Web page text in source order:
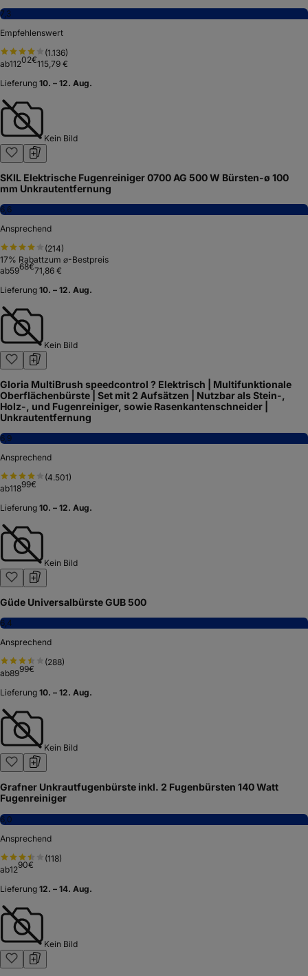
7,3
Empfehlenswert
(1.136)
ab11202€115,79 €
Lieferung 10. – 12. Aug.
Kein Bild
SKIL Elektrische Fugenreiniger 0700 AG 500 W Bürsten-ø 100
mm Unkrautentfernung
6,6
Ansprechend
(214)
17% Rabattzum ⌀-Bestpreis
ab5968€71,86 €
Lieferung 10. – 12. Aug.
Kein Bild
Gloria MultiBrush speedcontrol ? Elektrisch | Multifunktionale
Oberflächenbürste | Set mit 2 Aufsätzen | Nutzbar als Stein-,
Holz-, und Fugenreiniger, sowie Rasenkantenschneider |
Unkrautentfernung
6,9
Ansprechend
(4.501)
ab11899€
Lieferung 10. – 12. Aug.
Kein Bild
Güde Universalbürste GUB 500
6,4
Ansprechend
(288)
ab8999€
Lieferung 10. – 12. Aug.
Kein Bild
Grafner Unkrautfugenbürste inkl. 2 Fugenbürsten 140 Watt
Fugenreiniger
6,0
Ansprechend
(118)
ab1290€
Lieferung 12. – 14. Aug.
Kein Bild